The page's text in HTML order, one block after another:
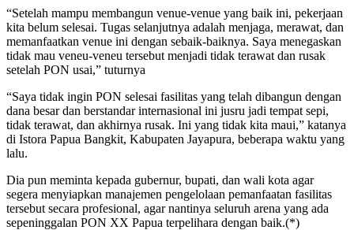
“Setelah mampu membangun venue-venue yang baik ini, pekerjaan
kita belum selesai. Tugas selanjutnya adalah menjaga, merawat, dan
memanfaatkan venue ini dengan sebaik-baiknya. Saya menegaskan
tidak mau veneu-veneu tersebut menjadi tidak terawat dan rusak
setelah PON usai,” tuturnya
“Saya tidak ingin PON selesai fasilitas yang telah dibangun dengan
dana besar dan berstandar internasional ini jusru jadi tempat sepi,
tidak terawat, dan akhirnya rusak. Ini yang tidak kita maui,” katanya
di Istora Papua Bangkit, Kabupaten Jayapura, beberapa waktu yang
lalu.
Dia pun meminta kepada gubernur, bupati, dan wali kota agar
segera menyiapkan manajemen pengelolaan pemanfaatan fasilitas
tersebut secara profesional, agar nantinya seluruh arena yang ada
sepeninggalan PON XX Papua terpelihara dengan baik.(*)